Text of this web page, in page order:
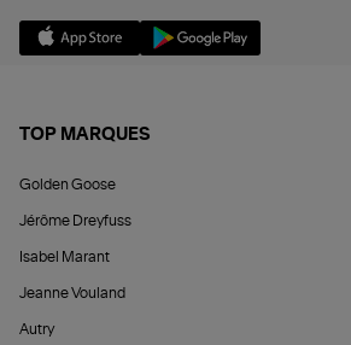
TOP MARQUES
Golden Goose
Jérôme Dreyfuss
Isabel Marant
Jeanne Vouland
Autry